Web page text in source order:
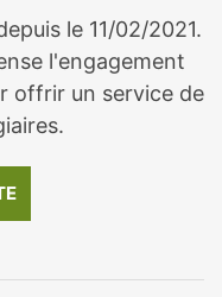
le 11/02/2021.
l'engagement
offrir un service de